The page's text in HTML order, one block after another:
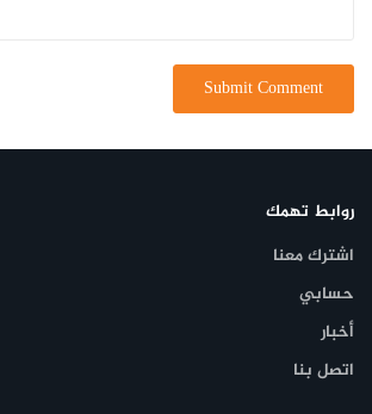
روابط تهمك
اشترك معنا
حسابي
أخبار
اتصل بنا